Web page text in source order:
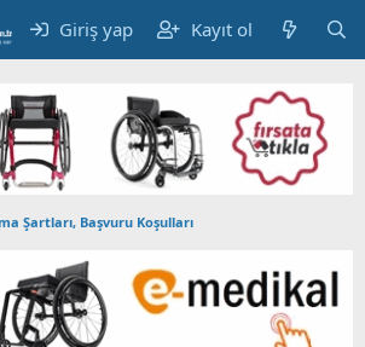
Giriş yap Kayıt ol
Şartları, Başvuru Koşulları